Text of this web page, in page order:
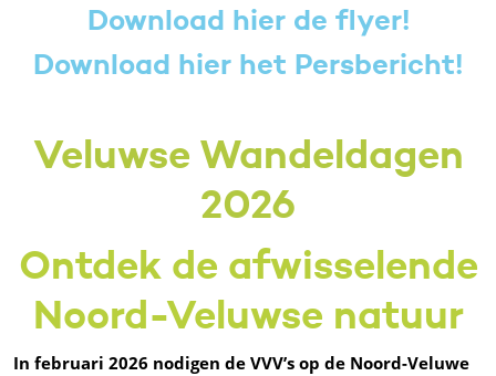
Download hier de flyer!
Download hier het Persbericht!
Veluwse Wandeldagen
2026
Ontdek de afwisselende
Noord-Veluwse natuur
In februari 2026 nodigen de VVV’s op de Noord-Veluwe